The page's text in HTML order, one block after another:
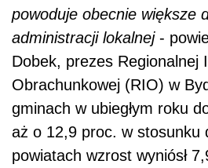
powoduje obecnie większe
administracji lokalnej-
Dobek, prezes Regionalnej
Obrachunkowej (RIO) w
gminach w ubiegłym roku
aż o 12,9 proc. w stosunku
powiatach wzrost wyniósł